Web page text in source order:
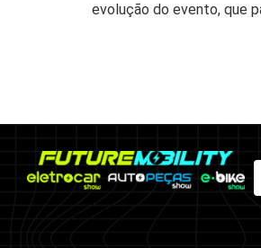
evolução do evento, que